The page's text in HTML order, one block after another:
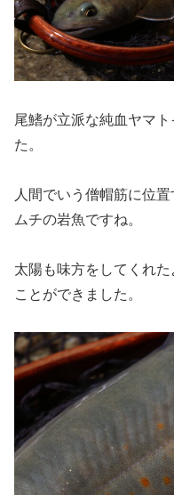
尾鰭が立派な純血ヤマ
た。
人間でいう僧帽筋に位
ムチの岩魚ですね。
太陽も味方をしてくれ
ことができました。